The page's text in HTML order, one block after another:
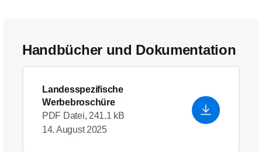
Handbücher und Dokumentation
Landesspezifische
Werbebroschüre
PDF Datei, 241.1 kB
14. August 2025